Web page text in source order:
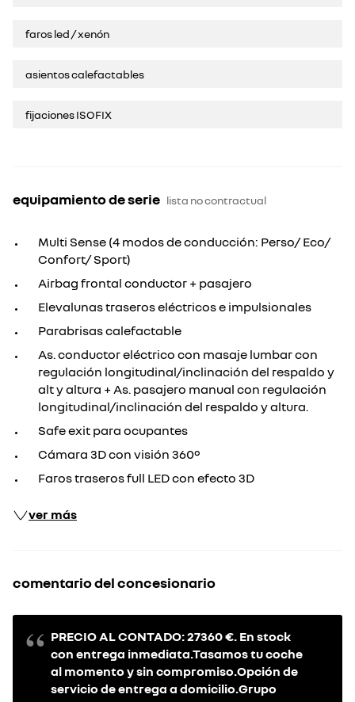
faros led / xenón
asientos calefactables
fijaciones ISOFIX
equipamiento de serie lista no contractual
Multi Sense (4 modos de conducción: Perso/ Eco/
Confort/ Sport)
Airbag frontal conductor + pasajero
Elevalunas traseros eléctricos e impulsionales
Parabrisas calefactable
As. conductor eléctrico con masaje lumbar con
regulación longitudinal/inclinación del respaldo y
alt y altura + As. pasajero manual con regulación
longitudinal/inclinación del respaldo y altura.
Safe exit para ocupantes
Cámara 3D con visión 360º
Faros traseros full LED con efecto 3D
ver más
comentario del concesionario
PRECIO AL CONTADO: 27360 €. En stock
con entrega inmediata.Tasamos tu coche
al momento y sin compromiso.Opción de
servicio de entrega a domicilio.Grupo